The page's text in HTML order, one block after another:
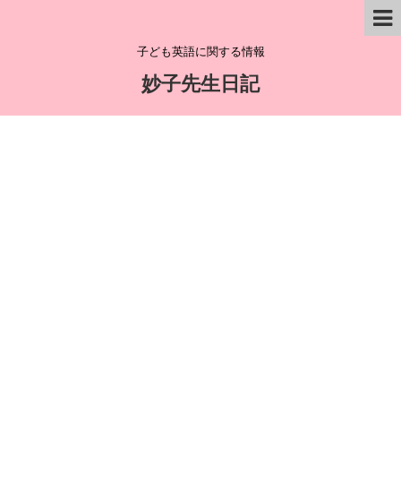
子ども英語に関する情報
妙子先生日記